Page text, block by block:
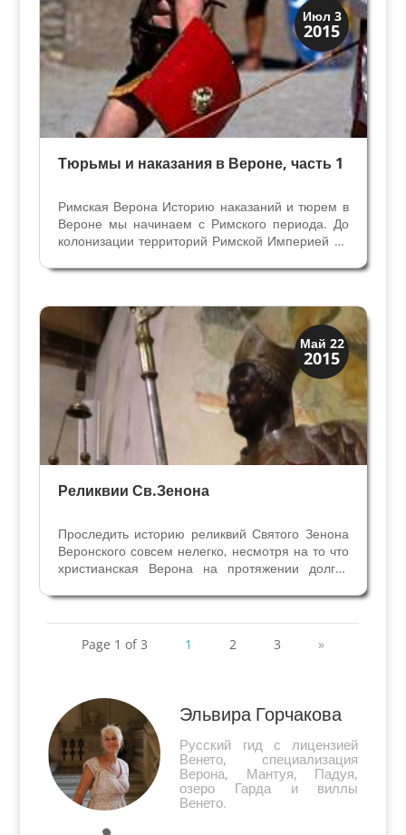
Июл 3
2015
Верона
Римская Верона
Тюрьмы и наказания в Вероне, часть 1
Римская Верона Историю наказаний и тюрем в
Вероне мы начинаем с Римского периода. До
колонизации территорий Римской Империей на
ченоманов и венетов, но об их системе
Скорее всего, как и...
Май 22
2015
Святые и реликвии
Традиции
Реликвии Св.Зенона
Проследить историю реликвий Святого Зенона
Веронского совсем нелегко, несмотря на то что
христианская Верона на протяжении долгих
Вероны Зенон (362 — 380?) провозглашён
Святым и с незапамятных времён является
патроном Вероны, его...
Page 1 of 3 1 2 3 »
Эльвира Горчакова
Русский гид с лицензией
Венето, специализация
Верона, Мантуя, Падуя,
озеро Гарда и виллы
Венето.